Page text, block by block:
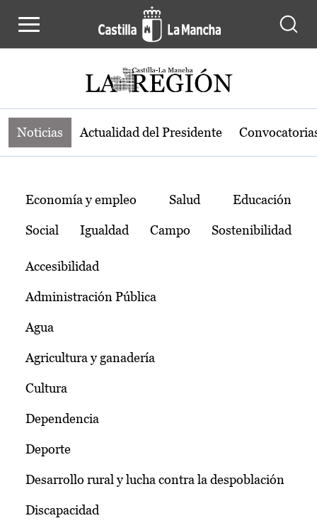
Noticias de la región de Castilla-La
Noticias Actualidad del Presidente
Temas
Economía y empleo Salud Educación
Social Igualdad Campo Sostenibilidad
Accesibilidad
Administración Pública
Agua
Agricultura y ganadería
Cultura
Dependencia
Deporte
Desarrollo rural y lucha contra la despoblación
Discapacidad